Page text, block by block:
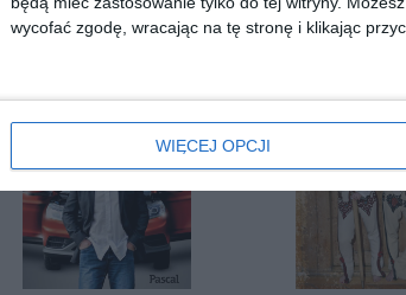
wycofać zgodę, wracając na tę stronę i klikając
WIĘCEJ OPCJI